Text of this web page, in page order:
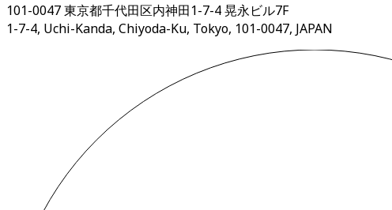
101-0047 東京都千代田区内神田1-7-4 晃永ビル7F
1-7-4, Uchi-Kanda, Chiyoda-Ku, Tokyo, 101-0047, JAPAN